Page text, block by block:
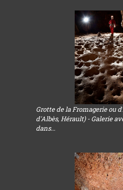
Grotte de la Fromagerie ou
d'Albès, Hérault) - Galerie
dans...